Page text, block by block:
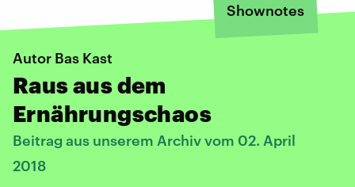
Shownotes
Autor Bas Kast
Raus aus dem
Ernährungschaos
Beitrag aus unserem Archiv vom 02. April
2018